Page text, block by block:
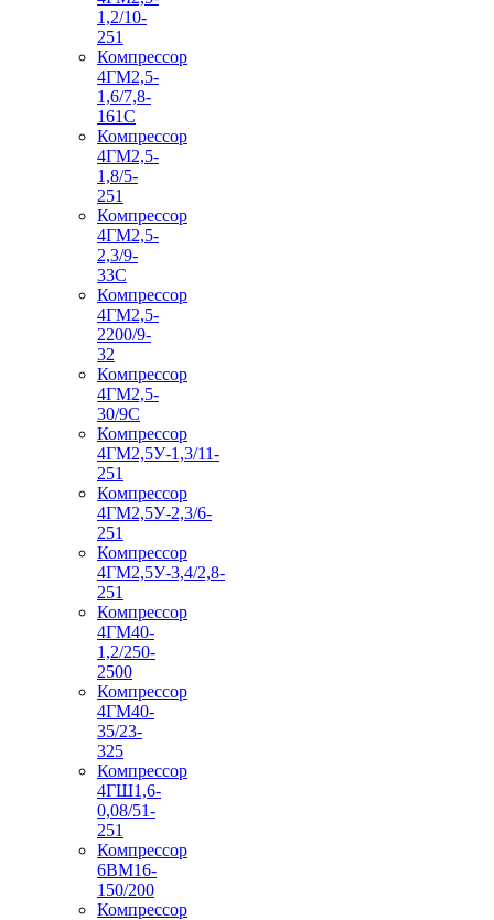
1,2/10-
251
Компрессор
4ГМ2,5-
1,6/7,8-
161С
Компрессор
4ГМ2,5-
1,8/5-
251
Компрессор
4ГМ2,5-
2,3/9-
33С
Компрессор
4ГМ2,5-
2200/9-
32
Компрессор
4ГМ2,5-
30/9С
Компрессор
4ГМ2,5У-1,3/11-
251
Компрессор
4ГМ2,5У-2,3/6-
251
Компрессор
4ГМ2,5У-3,4/2,8-
251
Компрессор
4ГМ40-
1,2/250-
2500
Компрессор
4ГМ40-
35/23-
325
Компрессор
4ГШ1,6-
0,08/51-
251
Компрессор
6ВМ16-
150/200
Компрессор